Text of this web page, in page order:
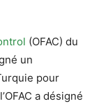
(OFAC) du
un
pour
a désigné